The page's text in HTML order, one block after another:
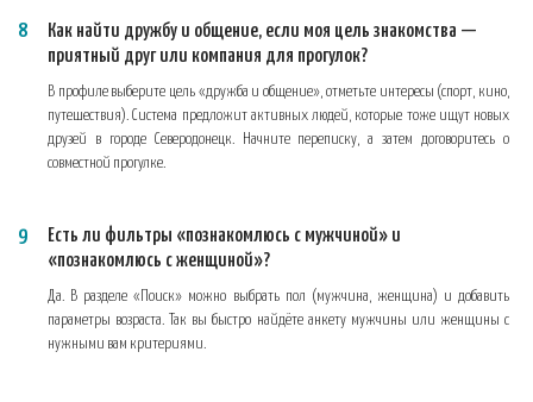
Как найти дружбу и общение, если моя цель знакомства —
приятный друг или компания для прогулок?
В профиле выберите цель «дружба и общение», отметьте интересы (спорт, кино,
путешествия). Система предложит активных людей, которые тоже ищут новых
друзей в городе Северодонецк. Начните переписку, а затем договоритесь о
совместной прогулке.
Есть ли фильтры «познакомлюсь с мужчиной» и
«познакомлюсь с женщиной»?
Да. В разделе «Поиск» можно выбрать пол (мужчина, женщина) и добавить
параметры возраста. Так вы быстро найдёте анкету мужчины или женщины с
нужными вам критериями.